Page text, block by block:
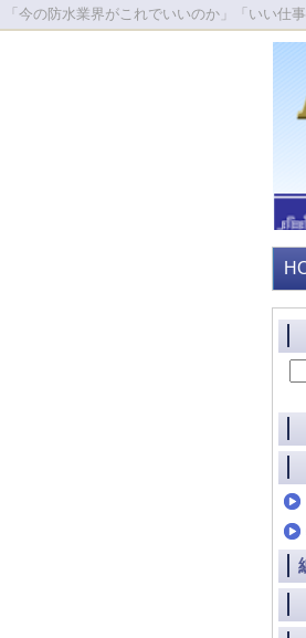
「今の防水業界がこれでいいのか」「いい仕